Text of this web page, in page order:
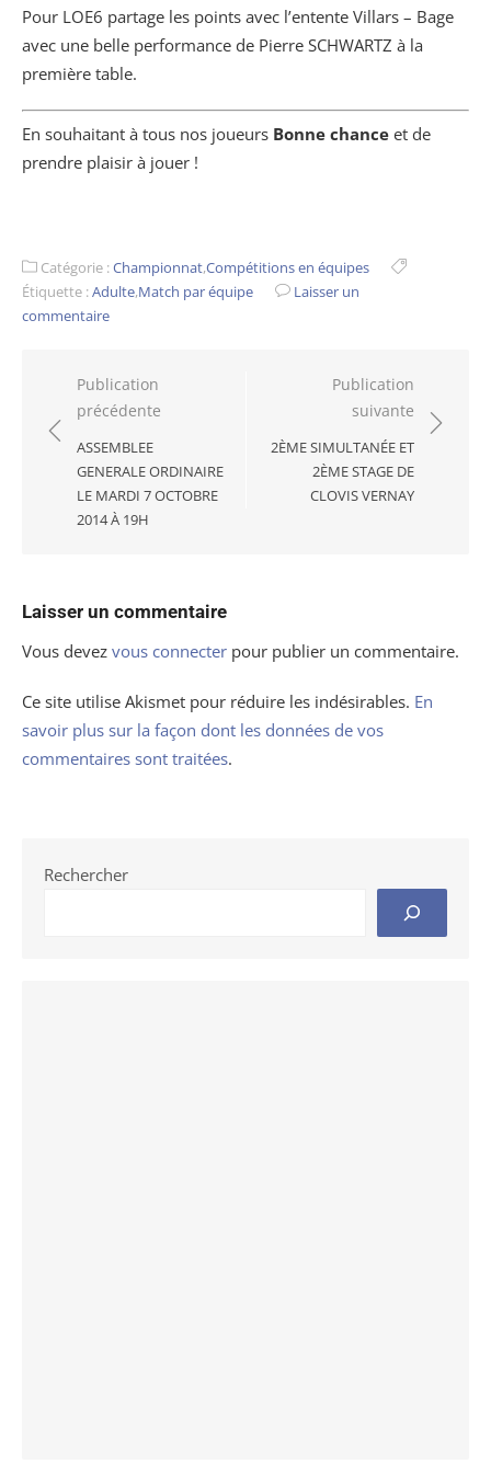
Pour LOE6 partage les points avec l’entente Villars – Bage
avec une belle performance de Pierre SCHWARTZ à la
première table.
En souhaitant à tous nos joueurs Bonne chance et de
prendre plaisir à jouer !
Catégorie :Championnat,Compétitions en équipes
Étiquette :Adulte,Match par équipe
Laisser un
commentaire
Navigation
de
l’article
Publication
précédente
ASSEMBLEE
GENERALE ORDINAIRE
LE MARDI 7 OCTOBRE
2014 À 19H
Publication
suivante
2ÈME SIMULTANÉE ET
2ÈME STAGE DE
CLOVIS VERNAY
Laisser un commentaire
Vous devez vous connecter pour publier un commentaire.
Ce site utilise Akismet pour réduire les indésirables. En
savoir plus sur la façon dont les données de vos
commentaires sont traitées.
Rechercher